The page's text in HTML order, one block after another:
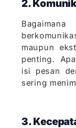
2.
maupun
penting.
isi pesan
sering
3.